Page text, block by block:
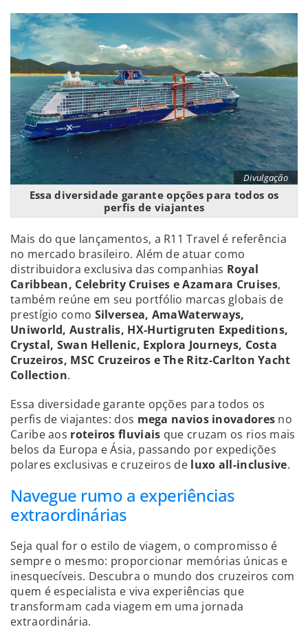
Divulgação
Essa diversidade garante opções para todos os
perfis de viajantes
Mais do que lançamentos, a R11 Travel é referência
no mercado brasileiro. Além de atuar como
distribuidora exclusiva das companhias Royal
Caribbean, Celebrity Cruises e Azamara Cruises,
também reúne em seu portfólio marcas globais de
prestígio como Silversea, AmaWaterways,
Uniworld, Australis, HX-Hurtigruten Expeditions,
Crystal, Swan Hellenic, Explora Journeys, Costa
Cruzeiros, MSC Cruzeiros e The Ritz-Carlton Yacht
Collection.
Essa diversidade garante opções para todos os
perfis de viajantes: dos mega navios inovadores no
Caribe aos roteiros fluviais que cruzam os rios mais
belos da Europa e Ásia, passando por expedições
polares exclusivas e cruzeiros deluxo all-inclusive.
Navegue rumo a experiências
extraordinárias
Seja qual for o estilo de viagem, o compromisso é
sempre o mesmo: proporcionar memórias únicas e
inesquecíveis. Descubra o mundo dos cruzeiros com
quem é especialista e viva experiências que
transformam cada viagem em uma jornada
extraordinária.